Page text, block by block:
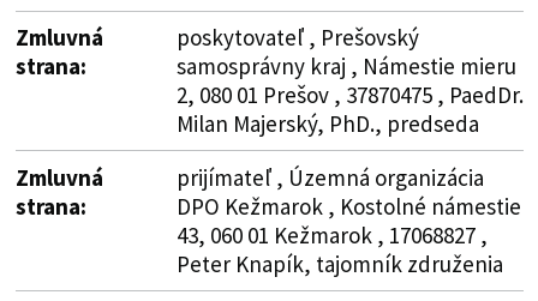
Zmluvná
strana:
poskytovateľ , Prešovský
samosprávny kraj , Námestie mieru
2, 080 01 Prešov , 37870475 , PaedDr.
Milan Majerský, PhD., predseda
Zmluvná
strana:
prijímateľ , Územná organizácia
DPO Kežmarok , Kostolné námestie
43, 060 01 Kežmarok , 17068827 ,
Peter Knapík, tajomník združenia